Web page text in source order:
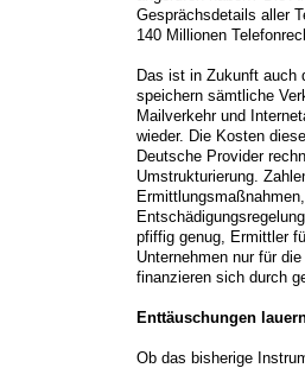
Gesprächsdetails aller
140 Millionen
Das ist in Zukunft auch
speichern sämtliche
Mailverkehr und
wieder. Die Kosten
Deutsche Provider
Umstrukturierung.
pfiffig genug, Ermittler
Unternehmen nur für
finanzieren sich durch
Enttäuschungen
Ob das bisherige